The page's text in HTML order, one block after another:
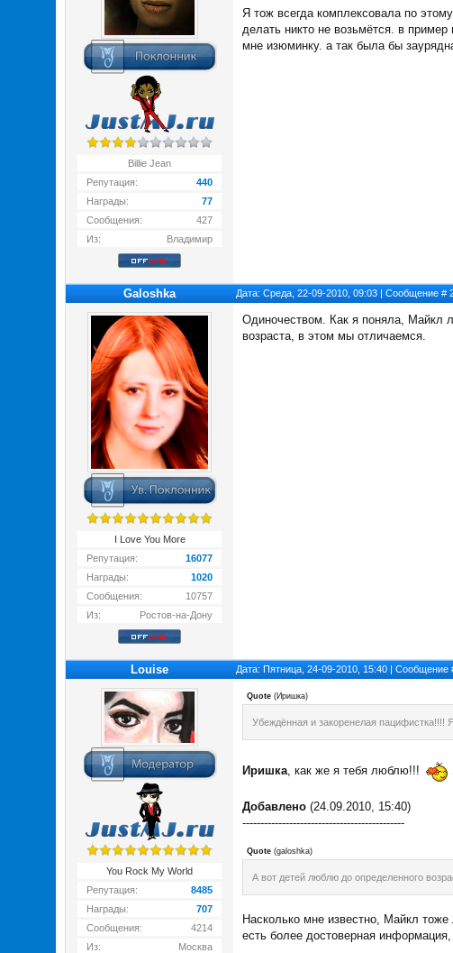
Billie Jean
Репутация:
440
Награды:
77
Сообщения:
427
Из:
Владимир
Я тож всегда комплексовала по
делать никто не возьмётся. в
мне изюминку. а так была бы
Galoshka Дата: Среда, 22-09-2010, 09:03 | Сообщение #
I Love You More
Репутация:
16077
Награды:
1020
Сообщения:
10757
Из:
Ростов-на-Дону
Одиночеством. Как я поняла, Майкл
возраста, в этом мы отличаемся.
Louise Дата: Пятница, 24-09-2010, 15:40 | Сообщение
You Rock My World
Репутация:
8485
Награды:
707
Сообщения:
4214
Из:
Москва
Quote (Иришка)
Убеждённая и закоренелая пацифистка!!!!
Иришка, как же я тебя люблю!!!
Добавлено (24.09.2010, 15:40)
---------------------------------------------
Quote (galoshka)
А вот детей люблю до определенного
Насколько мне известно, Майкл
есть более достоверная